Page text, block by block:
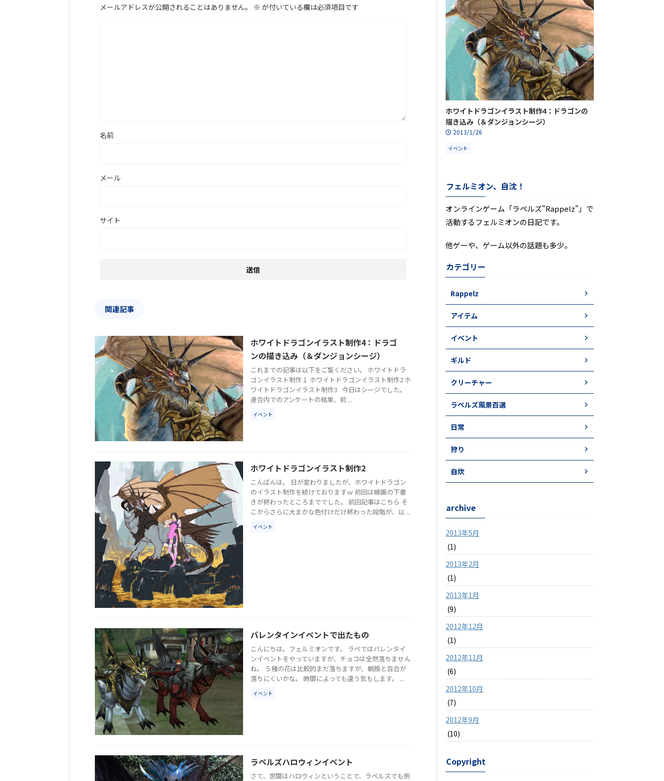
メールアドレスが公開されることはありません。 ※ が付いている欄は必須項目です
名前
メール
サイト
関連記事
ホワイトドラゴンイラスト制作4：ドラゴ
ンの描き込み（＆ダンジョンシージ）
これまでの記事は以下をご覧ください。 ホワイトドラ
ゴンイラスト制作１ ホワイトドラゴンイラスト制作2 ホ
ワイトドラゴンイラスト制作3 今日はシージでした。
連合内でのアンケートの結果、前 ...
イベント
ホワイトドラゴンイラスト制作2
こんばんは。 日が変わりましたが、ホワイトドラゴン
のイラスト制作を続けておりますｗ 前回は線画の下書
きが終わったところまででした。 前回記事はこちら そ
こからさらに大まかな色付けだけ終わった段階が、以 ...
イベント
バレンタインイベントで出たもの
こんにちは。フェルミオンです。 ラペではバレンタイ
ンイベントをやっていますが、チョコは全然落ちません
ね。 ５種の花は比較的まだ落ちますが、朝顔と百合が
落ちにくいかな。 時間によっても違う気もします。 ...
イベント
ラペルズハロウィンイベント
さて、世間はハロウィンということで、ラペルズでも例
ホワイトドラゴンイラスト制作4：ドラゴンの
描き込み（＆ダンジョンシージ）
2013/1/26
イベント
フェルミオン、自沈！
オンラインゲーム「ラペルズ"Rappelz"」で
活動するフェルミオンの日記です。
他ゲーや、ゲーム以外の話題も多少。
カテゴリー
Rappelz
アイテム
イベント
ギルド
クリーチャー
ラペルズ風景百選
日常
狩り
自炊
archive
2013年5月
(1)
2013年2月
(1)
2013年1月
(9)
2012年12月
(1)
2012年11月
(6)
2012年10月
(7)
2012年9月
(10)
Copyright